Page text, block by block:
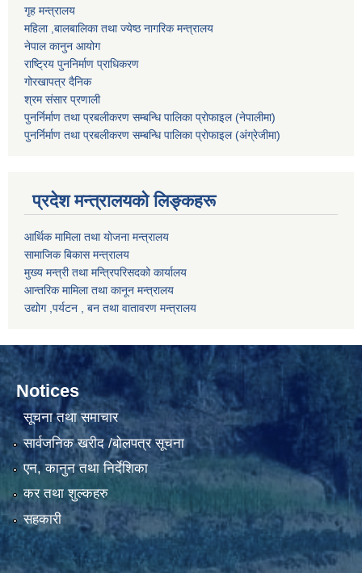
गृह मन्त्रालय
महिला ,बालबालिका तथा ज्येष्ठ नागरिक मन्त्रालय
नेपाल कानुन आयोग
राष्ट्रिय पुननिर्माण प्राधिकरण
गोरखापत्र दैनिक
श्रम संसार प्रणाली
पुनर्निर्माण तथा प्रबलीकरण सम्बन्धि पालिका प्राेफाइल (नेपालीमा)
पुनर्निर्माण तथा प्रबलीकरण सम्बन्धि पालिका प्राेफाइल(अंग्रेजीमा)
प्रदेश मन्त्रालयको लिङ्कहरू
आर्थिक मामिला तथा योजना मन्त्रालय
सामाजिक बिकास मन्त्रालय
मुख्य मन्त्री तथा मन्त्रिपरिसदको कार्यालय
आन्तरिक मामिला तथा कानून मन्त्रालय
उद्योग ,पर्यटन , बन तथा वातावरण मन्त्रालय
Notices
सूचना तथा समाचार
सार्वजनिक खरीद /बोलपत्र सूचना
एन, कानुन तथा निर्देशिका
कर तथा शुल्कहरु
सहकारी